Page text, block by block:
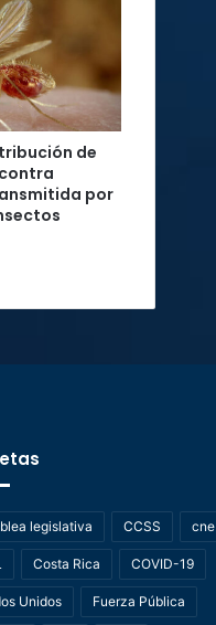
de
por
legislativa CCSS cne
Costa Rica COVID-19
Unidos Fuerza Pública